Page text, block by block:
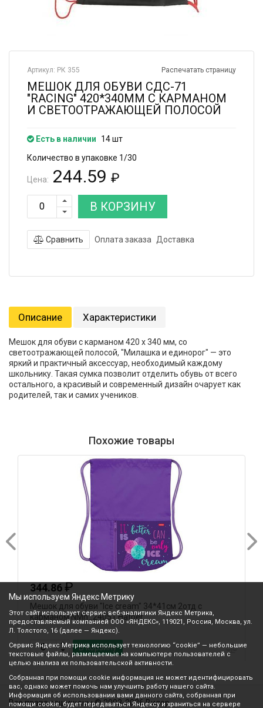
Распечатать страницу
Артикул: РК 355
МЕШОК ДЛЯ ОБУВИ СДС-71
"RACING" 420*340ММ С КАРМАНОМ
И СВЕТООТРАЖАЮЩЕЙ ПОЛОСОЙ
Есть в наличии
14 шт
Количество в упаковке 1/30
Цена: 244.59 ₽
В КОРЗИНУ
Сравнить Оплата заказа Доставка
Описание Характеристики
Мешок для обуви с карманом 420 х 340 мм, со
светоотражающей полосой, "Милашка и единорог" — это
яркий и практичный аксессуар, необходимый каждому
школьнику. Такая сумка позволит отделить обувь от всего
остального, а красивый и современный дизайн очарует как
родителей, так и самих учеников.
Похожие товары
344.86₽
Мешок для обуви "Ice cream" 34*41см 2отд с
карманом NMn_24051 Hatber
В корзину
Все права защищены © 2003-2026 Вилор
Мы используем Яндекс Метрику
Этот сайт использует сервис веб-аналитики Яндекс Метрика,
предоставляемый компанией ООО «ЯНДЕКС», 119021, Россия, Москва, ул.
Л. Толстого, 16 (далее — Яндекс).
Сервис Яндекс Метрика использует технологию “cookie” — небольшие
текстовые файлы, размещаемые на компьютере пользователей с
целью анализа их пользовательской активности.
Собранная при помощи cookie информация не может идентифицировать
вас, однако может помочь нам улучшить работу нашего сайта.
Информация об использовании вами данного сайта, собранная при
помощи cookie, будет передаваться Яндексу и храниться на сервере